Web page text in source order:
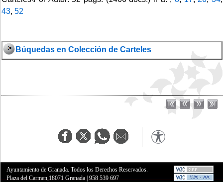
43, 52
Búquedas en Colección de Carteles
Ayuntamiento de Granada. Todos los Derechos Reservados.
Plaza del Carmen,18071 Granada |958 539 697